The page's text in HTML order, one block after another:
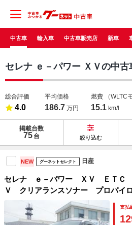
中古車 輸入車 中古車販売店 新車
セレナ ｅ－パワー ＸＶの中古
総合評価
4.0
平均価格
186.7 万円
燃費 （WLTC
15.1 km/l
掲載台数
75 台 絞り込む
NEW グーネットセレクト 日産
セレナ ｅ－パワー ＸＶ ＥＴＣ
Ｖ クリアランスソナー プロパイ
突被害軽減システム 両側電動ス
シートヒーター
支払